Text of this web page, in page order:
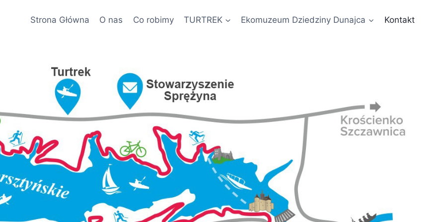
Strona Główna O nas Co robimy TURTREK Ekomuzeum Dziedziny Dunajca Kontakt